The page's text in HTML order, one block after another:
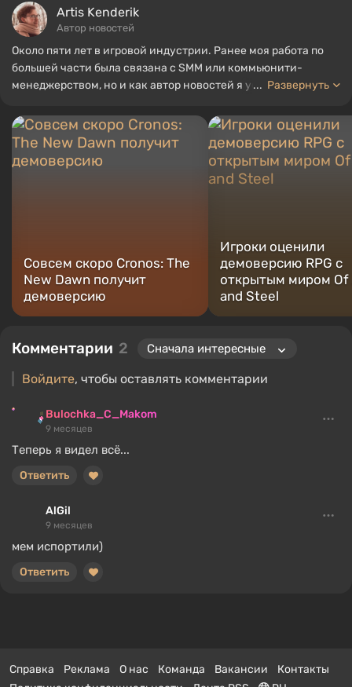
Artis Kenderik
Автор новостей
Около пяти лет в игровой индустрии. Ранее моя работа по
большей части была связана с SMM или коммьюнити-
менеджерством, но и как автор новостей я успел
... Развернуть
Совсем скоро Cronos: The
New Dawn получит
демоверсию
Игроки оценили
демоверсию RPG с
открытым миром Of
and Steel
Комментарии 2
Войдите, чтобы оставлять комментарии
Bulochka_C_Makom
9 месяцев
Теперь я видел всё...
Ответить
AlGil
9 месяцев
мем испортили)
Ответить
Справка Реклама О нас Команда Вакансии
Контакты